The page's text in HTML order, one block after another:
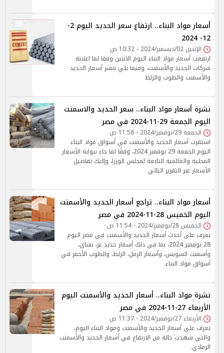
أسعار مواد البناء.. ارتفاع سعر الحديد اليوم 2-
12- 2024
الإثنين 02/ديسمبر/2024 - 10:32 ص
ارتفعت أسعار مواد البناء اليوم الاثنين وفقا لما اعلنته
شركات الحديد والأسمنت، وفيما يلي ننشر أسعار الحديد
والأسمنت والطوب والزلط
نشرة أسعار مواد البناء.. سعر الحديد والاسمنت
اليوم الجمعة 29-11-2024 في مصر
الجمعة 29/نوفمبر/2024 - 11:58 ص
استقرت أسعار الحديد والأسمنت في أسواق مواد البناء
اليوم الجمعة 29 نوفمبر 2024، وفقًا لما جاء ببوابة الأسعار
المحلية والعالمية التابعة لمجلس الوزرا، وإليك تفاصيل
الأسعار عبر التقرير التالي
أسعار مواد البناء.. تراجع أسعار الحديد والأسمنت
اليوم الخميس 28-11-2024 في مصر
الخميس 28/نوفمبر/2024 - 11:54 ص
تعرف على أحدث أسعار الحديد والأسمنت في مصر اليوم
28 نوفمبر 2024، بما في ذلك أسعار حديد عز، بشاي،
وأسمنت السويس، وأسعار الرمل، الزلط، والطوب الأحمر في
أسواق مواد البناء.
‎نشرة مواد البناء.. أسعار الحديد والأسمنت اليوم
الأربعاء 27-11-2024 في مصر
الأربعاء 27/نوفمبر/2024 - 11:37 ص
تعرف على أسعار الحديد والأسمنت ومواد البناء اليوم،
والتي شهدت حالة من الارتفاع في أسعار الحديد والأسمنت
الرمادي.